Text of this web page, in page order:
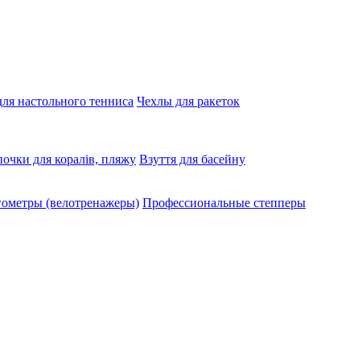
настольного тенниса Чехлы для ракеток
для коралів, пляжу Взуття для басейну
(велотренажеры) Профессиональные cтепперы